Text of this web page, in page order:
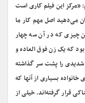
«مرکز این فیلم کاری است
می‌دهید اصل مهم کار ما
چیزی که در آن سه چهار
که یک زن فوق العاده و
را پشت سر گذاشته
بسیاری از آنها که
قرار گرفته‌اند. خیلی از